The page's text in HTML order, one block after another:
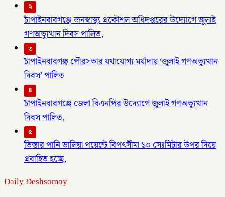
২
চাঁপাইনবাবগঞ্জে জনস্বাস্থ্য প্রকৌশল অধিদপ্তরের উদ্যোগে জুলাই
গণঅভ্যুত্থান দিবস পালিত,
৩
চাঁপাইনবাবগঞ্জ পৌরসভার যথাযোগ্য মর্যাদায় ‘জুলাই গণঅভ্যুত্থান
দিবস’ পালিত
৪
চাঁপাইনবাবগঞ্জে জেলা বিএনপির উদ্যোগে জুলাই গণঅভ্যুত্থান
দিবস পালিত,
৫
তিস্তার পানি ডালিয়া পয়েন্টে বিপৎসীমা ১০ সেঃমিটার উপর দিয়ে
প্রবাহিত হচ্ছে,
Daily Deshsomoy